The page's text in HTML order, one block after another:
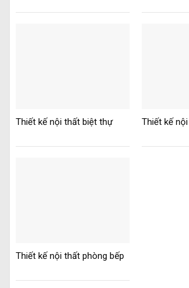
Thiết kế nội thất biệt thự Thiết kế
Thiết kế nội thất phòng bếp